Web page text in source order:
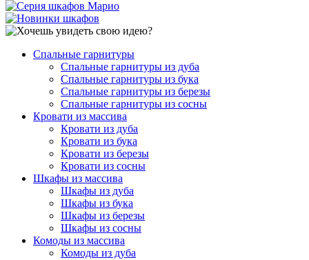
Спальные гарнитуры
Спальные гарнитуры из дуба
Спальные гарнитуры из бука
Спальные гарнитуры из березы
Спальные гарнитуры из сосны
Кровати из массива
Кровати из дуба
Кровати из бука
Кровати из березы
Кровати из сосны
Шкафы из массива
Шкафы из дуба
Шкафы из бука
Шкафы из березы
Шкафы из сосны
Комоды из массива
Комоды из дуба